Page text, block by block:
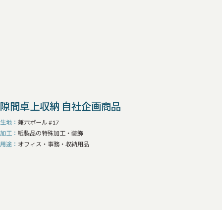
隙間卓上収納 自社企画商品
生地
兼六ボール #17
加工
紙製品の特殊加工・装飾
用途
オフィス・事務・収納用品